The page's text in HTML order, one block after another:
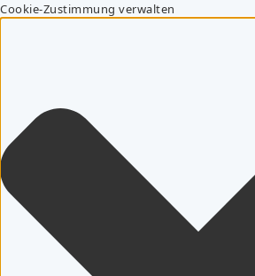
Cookie-Zustimmung verwalten